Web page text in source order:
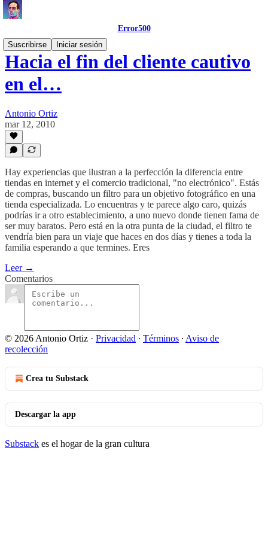
Error500
Suscribirse
Iniciar sesión
Hacia el fin del cliente cautivo
en el…
Antonio Ortiz
mar 12, 2010
Hay experiencias que ilustran a la perfección la diferencia entre
tiendas en internet y el comercio tradicional, "no electrónico". Estás
de compras, buscando un filtro para un objetivo fotográfico en una
tienda especializada. Lo encuentras y te parece algo caro, quizás
podrías ir a otro establecimiento, a uno nuevo donde tienen fama de
ser muy baratos. Pero está en la otra punta de la ciudad, el filtro te
vendría bien para un viaje que haces en dos días y tienes a toda la
familia esperando a que termines. Eres
Leer →
Comentarios
© 2026 Antonio Ortiz · Privacidad ∙ Términos ∙ Aviso de
recolección
Crea tu Substack
Descargar la app
Substack es el hogar de la gran cultura